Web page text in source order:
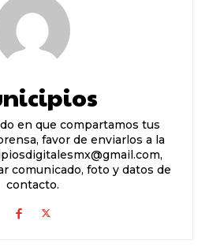
en que compartamos tus
favor de enviarlos a la
comunicado, foto y datos de
contacto.